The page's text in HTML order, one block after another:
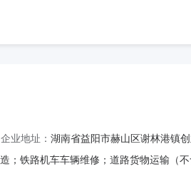
企业地址： 湖南省益阳市赫山区谢林港镇